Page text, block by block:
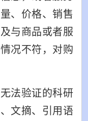
、价格、销售
与商品或者服
况不符，对购
法验证的科研
文摘、引用语